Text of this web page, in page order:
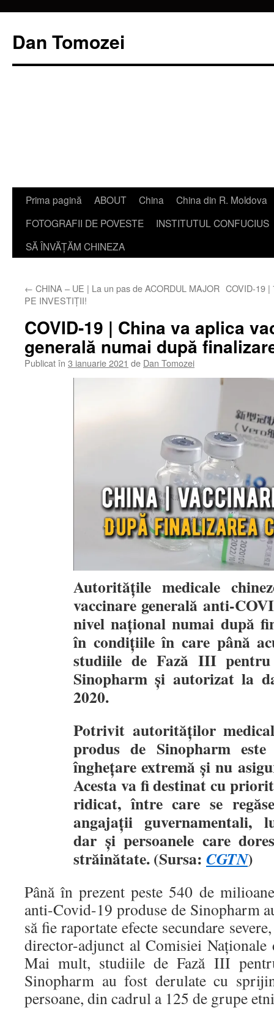
Dan Tomozei
Sari
conținut
Prima pagină ABOUT China
China din R. Moldova
FOTOGRAFII DE POVESTE
INSTITUTUL CONFUCIUS
SĂ ÎNVĂŢĂM CHINEZA
← CHINA – UE | La un pas de ACORDUL MAJOR
PE INVESTIȚII!
COVID-19 |
COVID-19 | China va aplica
generală numai după
Publicat în 3 ianuarie 2021 de Dan Tomozei
Autoritățile medicale
vaccinare generală anti-
nivel național numai după
în condițiile în care până
studiile de Fază III
Sinopharm și autorizat la
2020.
Potrivit autorităților
produs de Sinopharm
înghețare extremă și nu
Acestava fi destinat cu
ridicat, între care se
angajații guvernamentali,
dar și persoanele care
străinătate. (Sursa: CGTN)
Până în prezent peste 540 de
anti-Covid-19 produse de Sinopharm
să fie raportate efecte secundare
director-adjunct al Comisiei Naționale
Mai mult, studiile de Fază III
Sinopharm au fost derulate cu
persoane, din cadrul a 125 de grupe